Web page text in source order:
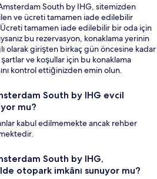
South by IHG, sitemizden
ve ücreti tamamen iade edilebilir
tamamen iade edilebilir bir oda için
bu rezervasyon, konaklama yerinin
olarak girişten birkaç gün öncesine kadar
ve koşullar için bu konaklama
kontrol ettiğinizden emin olun.
South by IHG evcil
mu?
kabul edilmemekte ancak rehber
South by IHG,
otopark imkânı sunuyor mu?